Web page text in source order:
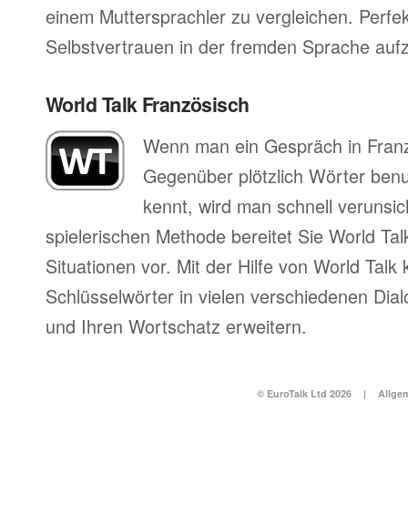
einem Muttersprachler zu vergleichen.
Selbstvertrauen in der fremden Sprache
World Talk Französisch
Wenn man ein Gespräch in
Gegenüber plötzlich Wörter
kennt, wird man schnell
spielerischen Methode bereitet Sie World
Situationen vor. Mit der Hilfe von World Talk
Schlüsselwörter in vielen verschiedenen
und Ihren Wortschatz erweitern.
© EuroTalk Ltd 2026 |